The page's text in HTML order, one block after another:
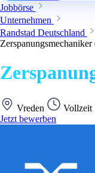
Jobbörse
Unternehmen
Randstad Deutschland
Vreden Vollzeit
Jetzt bewerben